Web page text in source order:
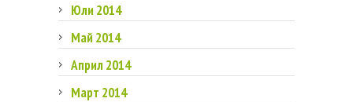
Юли 2014
Май 2014
Април 2014
Март 2014